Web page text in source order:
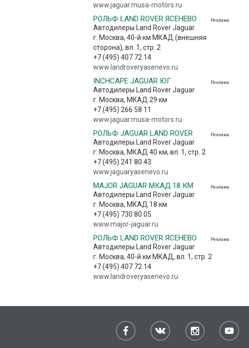
www.jaguar.musa-motors.ru
Реклама
РОЛЬФ LAND ROVER ЯСЕНЕВО
Автодилеры Land Rover Jaguar
г. Москва, 40-й км МКАД (внешняя
сторона), вл. 1, стр. 2
+7 (495) 407 72 14
www.landroveryasenevo.ru
Реклама
INCHCAPE JAGUAR ЮГ
Автодилеры Land Rover Jaguar
г. Москва, МКАД 29 км
+7 (495) 266 58 11
www.jaguar.musa-motors.ru
Реклама
РОЛЬФ JAGUAR LAND ROVER
Автодилеры Land Rover Jaguar
г. Москва, МКАД 40 км, вл. 1, стр. 2
+7 (495) 241 80 43
www.jaguaryasenevo.ru
Реклама
MAJOR JAGUAR МКАД 18 КМ
Автодилеры Land Rover Jaguar
г. Москва, МКАД 18 км
+7 (495) 730 80 05
www.major-jaguar.ru
Реклама
РОЛЬФ LAND ROVER ЯСЕНЕВО
Автодилеры Land Rover Jaguar
г. Москва, 40-й км МКАД, вл. 1, стр. 2
+7 (495) 407 72 14
www.landroveryasenevo.ru